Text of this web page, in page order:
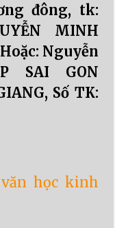
đông, tk:
MINH
Nguyễn
SAI GON
Số TK:
học kinh